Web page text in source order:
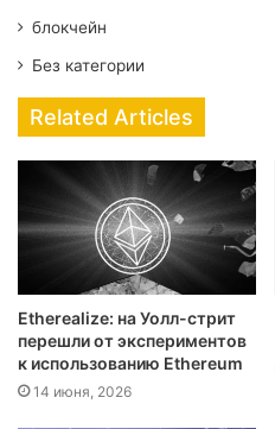
блокчейн
Без категории
Related Articles
Etherealize: на Уолл-стрит
перешли от экспериментов
к использованию Ethereum
14 июня, 2026